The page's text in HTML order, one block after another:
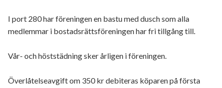
I port 280 har föreningen en bastu med dusch som alla
medlemmar i bostadsrättsföreningen har fri tillgång till.
Vår- och höststädning sker årligen i föreningen.
Överlåtelseavgift om 350 kr debiteras köparen på första